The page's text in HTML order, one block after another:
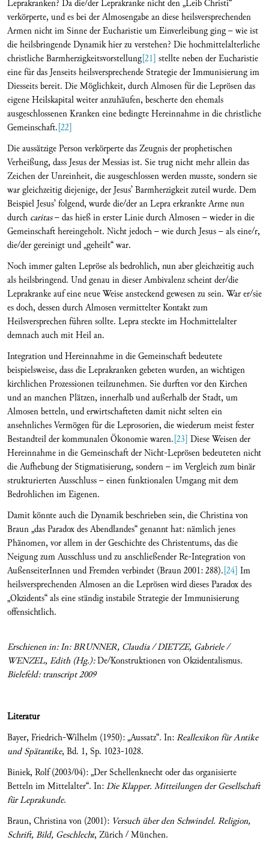
Leprakranken? Da die/der Leprakranke nicht den „Leib Christi“
verkörperte, und es bei der Almosengabe an diese heilsversprechenden
Armen nicht im Sinne der Eucharistie um Einverleibung ging – wie ist
die heilsbringende Dynamik hier zu verstehen? Die hochmittelalterliche
christliche Barmherzigkeitsvorstellung[21] stellte neben der Eucharistie
eine für das Jenseits heilsversprechende Strategie der Immunisierung im
Diesseits bereit. Die Möglichkeit, durch Almosen für die Leprösen das
eigene Heilskapital weiter anzuhäufen, bescherte den ehemals
ausgeschlossenen Kranken eine bedingte Hereinnahme in die christliche
Gemeinschaft.[22]
Die aussätzige Person verkörperte das Zeugnis der prophetischen
Verheißung, dass Jesus der Messias ist. Sie trug nicht mehr allein das
Zeichen der Unreinheit, die ausgeschlossen werden musste, sondern sie
war gleichzeitig diejenige, der Jesus’ Barmherzigkeit zuteil wurde. Dem
Beispiel Jesus’ folgend, wurde die/der an Lepra erkrankte Arme nun
durch caritas– das hieß in erster Linie durch Almosen – wieder in die
Gemeinschaft hereingeholt. Nicht jedoch – wie durch Jesus – als eine/r,
die/der gereinigt und „geheilt“ war.
Noch immer galten Lepröse als bedrohlich, nun aber gleichzeitig auch
als heilsbringend. Und genau in dieser Ambivalenz scheint der/die
Leprakranke auf eine neue Weise ansteckend gewesen zu sein. War er/sie
es doch, dessen durch Almosen vermittelter Kontakt zum
Heilsversprechen führen sollte. Lepra steckte im Hochmittelalter
demnach auch mit Heil an.
Integration und Hereinnahme in die Gemeinschaft bedeutete
beispielsweise, dass die Leprakranken gebeten wurden, an wichtigen
kirchlichen Prozessionen teilzunehmen. Sie durften vor den Kirchen
und an manchen Plätzen, innerhalb und außerhalb der Stadt, um
Almosen betteln, und erwirtschafteten damit nicht selten ein
ansehnliches Vermögen für die Leprosorien, die wiederum meist fester
Bestandteil der kommunalen Ökonomie waren.[23] Diese Weisen der
Hereinnahme in die Gemeinschaft der Nicht-Leprösen bedeuteten nicht
die Aufhebung der Stigmatisierung, sondern – im Vergleich zum binär
strukturierten Ausschluss – einen funktionalen Umgang mit dem
Bedrohlichen im Eigenen.
Damit könnte auch die Dynamik beschrieben sein, die Christina von
Braun „das Paradox des Abendlandes“ genannt hat: nämlich jenes
Phänomen, vor allem in der Geschichte des Christentums, das die
Neigung zum Ausschluss und zu anschließender Re-Integration von
AußenseiterInnen und Fremden verbindet (Braun 2001: 288).[24] Im
heilsversprechenden Almosen an die Leprösen wird dieses Paradox des
„Okzidents“ als eine ständig instabile Strategie der Immunisierung
offensichtlich.
Erschienen in:In: BRUNNER, Claudia / DIETZE, Gabriele /
WENZEL, Edith (Hg.):De/Konstruktionen von Okzidentalismus.
Bielefeld: transcript 2009
Literatur
Bayer, Friedrich-Wilhelm (1950): „Aussatz“. In:Reallexikon für Antike
und Spätantike, Bd. 1, Sp. 1023-1028.
Biniek, Rolf (2003/04): „Der Schellenknecht oder das organisierte
Betteln im Mittelalter“. In:Die Klapper. Mitteilungen der Gesellschaft
für Leprakunde.
Braun, Christina von (2001): Versuch über den Schwindel. Religion,
Schrift, Bild, Geschlecht, Zürich / München.